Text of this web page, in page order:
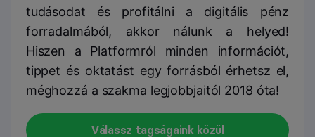
tudásodat és profitálni a digitális pénz
forradalmából, akkor nálunk a helyed!
Hiszen a Platformról minden információt,
tippet és oktatást egy forrásból érhetsz el,
méghozzá a szakma legjobbjaitól 2018 óta!
Válassz tagságaink közül